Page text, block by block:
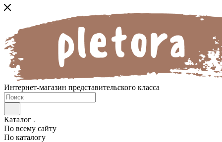
Интернет-магазин представительского класса
Каталог
По всему сайту
По каталогу